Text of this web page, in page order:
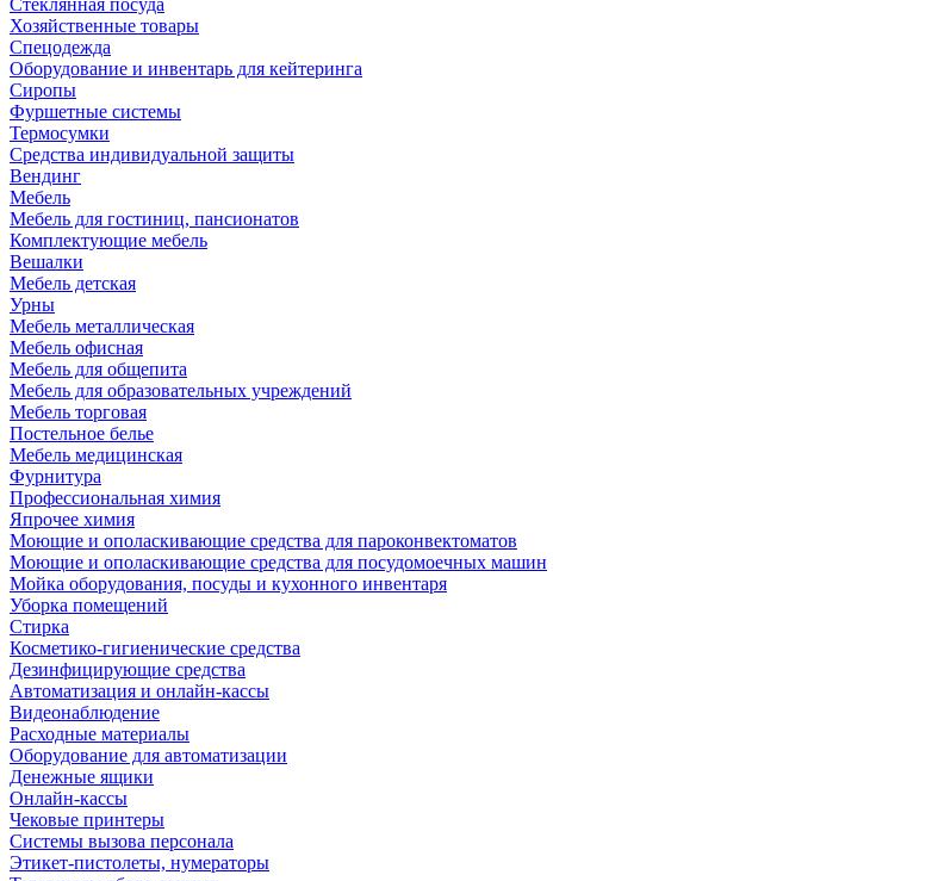
Стеклянная посуда
Хозяйственные товары
Спецодежда
Оборудование и инвентарь для кейтеринга
Сиропы
Фуршетные системы
Термосумки
Средства индивидуальной защиты
Вендинг
Мебель
Мебель для гостиниц, пансионатов
Комплектующие мебель
Вешалки
Мебель детская
Урны
Мебель металлическая
Мебель офисная
Мебель для общепита
Мебель для образовательных учреждений
Мебель торговая
Постельное белье
Мебель медицинская
Фурнитура
Профессиональная химия
Япрочее химия
Моющие и ополаскивающие средства для пароконвектоматов
Моющие и ополаскивающие средства для посудомоечных машин
Мойка оборудования, посуды и кухонного инвентаря
Уборка помещений
Стирка
Косметико-гигиенические средства
Дезинфицирующие средства
Автоматизация и онлайн-кассы
Видеонаблюдение
Расходные материалы
Оборудование для автоматизации
Денежные ящики
Онлайн-кассы
Чековые принтеры
Системы вызова персонала
Этикет-пистолеты, нумераторы